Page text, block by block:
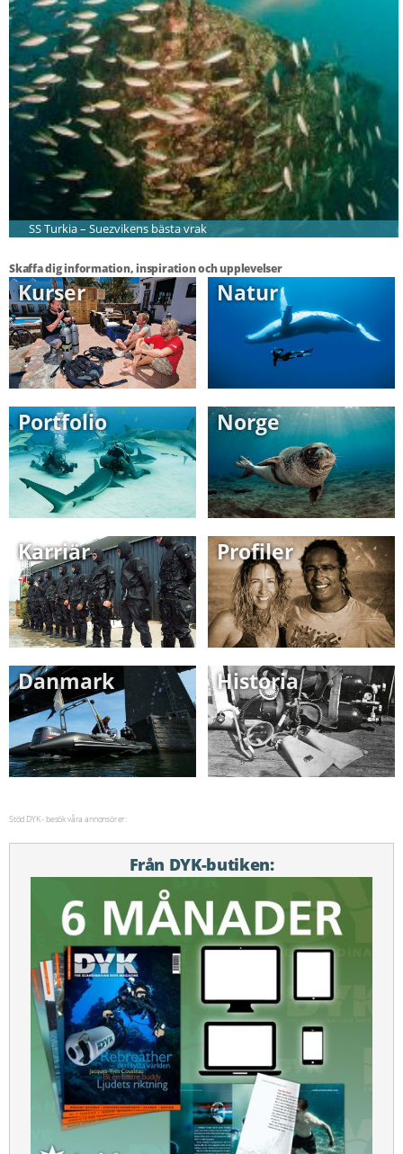
SS Turkia – Suezvikens bästa vrak
Skaffa dig information, inspiration och upplevelser
Kurser Natur
Portfolio Norge
Karriär Profiler
Danmark Historia
Stöd DYK - besök våra annonsörer:
Från DYK-butiken: